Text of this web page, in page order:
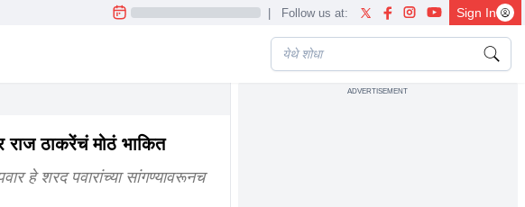
| Follow us at: Sign In
ठाकरेंचं मोठं भाकित
हे शरद पवारांच्या सांगण्यावरूनच
ADVERTISEMENT